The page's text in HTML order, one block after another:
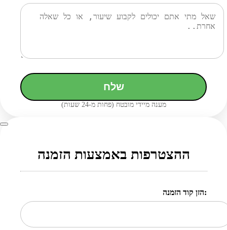
שלח
מענה מיידי מובטח (פחות מ-24 שעות)
ההצטרפות באמצעות הזמנה
הזן קוד הזמנה: